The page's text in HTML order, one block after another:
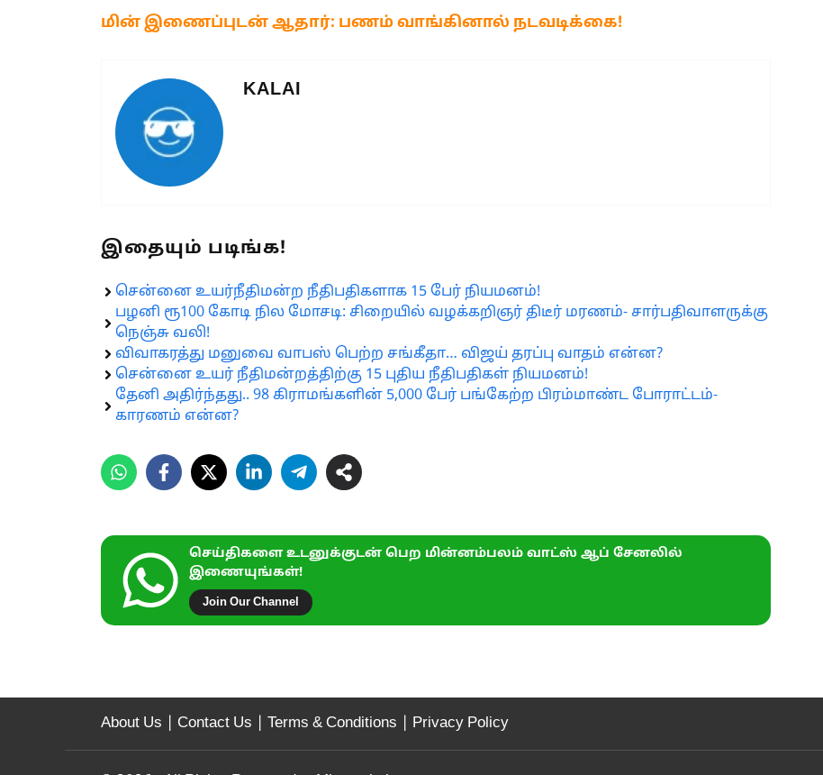
மின் இணைப்புடன் ஆதார்: பணம் வாங்கினால் நடவடிக்கை!
KALAI
இதையும் படிங்க!
சென்னை உயர்நீதிமன்ற நீதிபதிகளாக 15 பேர் நியமனம்!
பழனி ரூ100 கோடி நில மோசடி: சிறையில் வழக்கறிஞர் திடீர் மரணம்- சார்பதிவாளருக்கு
நெஞ்சு வலி!
விவாகரத்து மனுவை வாபஸ் பெற்ற சங்கீதா… விஜய் தரப்பு வாதம் என்ன?
சென்னை உயர் நீதிமன்றத்திற்கு 15 புதிய நீதிபதிகள் நியமனம்!
தேனி அதிர்ந்தது.. 98 கிராமங்களின் 5,000 பேர் பங்கேற்ற பிரம்மாண்ட போராட்டம்-
காரணம் என்ன?
செய்திகளை உடனுக்குடன் பெற மின்னம்பலம் வாட்ஸ் ஆப் சேனலில்
இணையுங்கள்!
Join Our Channel
About Us Contact Us Terms & Conditions Privacy Policy